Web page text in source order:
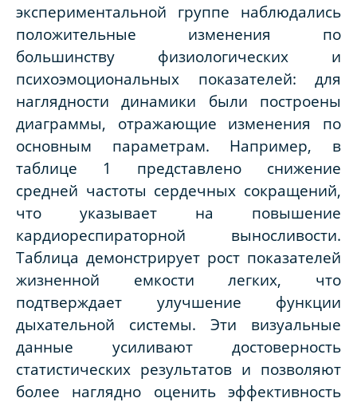
экспериментальной группе наблюдались
положительные изменения по
большинству физиологических и
психоэмоциональных показателей: для
наглядности динамики были построены
диаграммы, отражающие изменения по
основным параметрам. Например, в
таблице 1 представлено снижение
средней частоты сердечных сокращений,
что указывает на повышение
кардиореспираторной выносливости.
Таблица демонстрирует рост показателей
жизненной емкости легких, что
подтверждает улучшение функции
дыхательной системы. Эти визуальные
данные усиливают достоверность
статистических результатов и позволяют
более наглядно оценить эффективность